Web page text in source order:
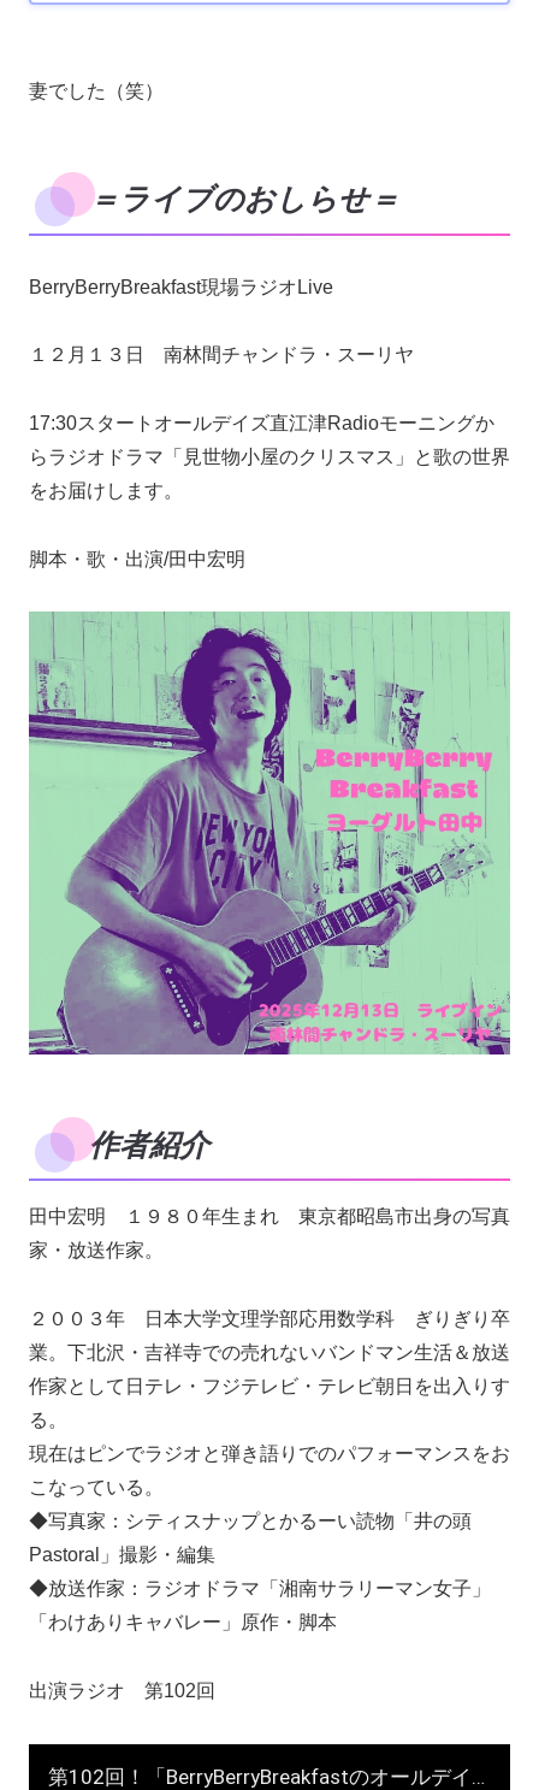
妻でした（笑）
＝ライブのおしらせ＝
BerryBerryBreakfast現場ラジオLive
１２月１３日 南林間チャンドラ・スーリヤ
17:30スタートオールデイズ直江津Radioモーニングか
らラジオドラマ「見世物小屋のクリスマス」と歌の世界
をお届けします。
脚本・歌・出演/田中宏明
作者紹介
田中宏明 １９８０年生まれ 東京都昭島市出身の写真
家・放送作家。
２００３年 日本大学文理学部応用数学科 ぎりぎり卒
業。下北沢・吉祥寺での売れないバンドマン生活＆放送
作家として日テレ・フジテレビ・テレビ朝日を出入りす
る。
現在はピンでラジオと弾き語りでのパフォーマンスをお
こなっている。
◆写真家：シティスナップとかるーい読物「井の頭
Pastoral」撮影・編集
◆放送作家：ラジオドラマ「湘南サラリーマン女子」
「わけありキャバレー」原作・脚本
出演ラジオ 第102回
第102回！「BerryBerryBreakfastのオールデイズ直江津Radio」ヨーグルト田中とDJシューカイ